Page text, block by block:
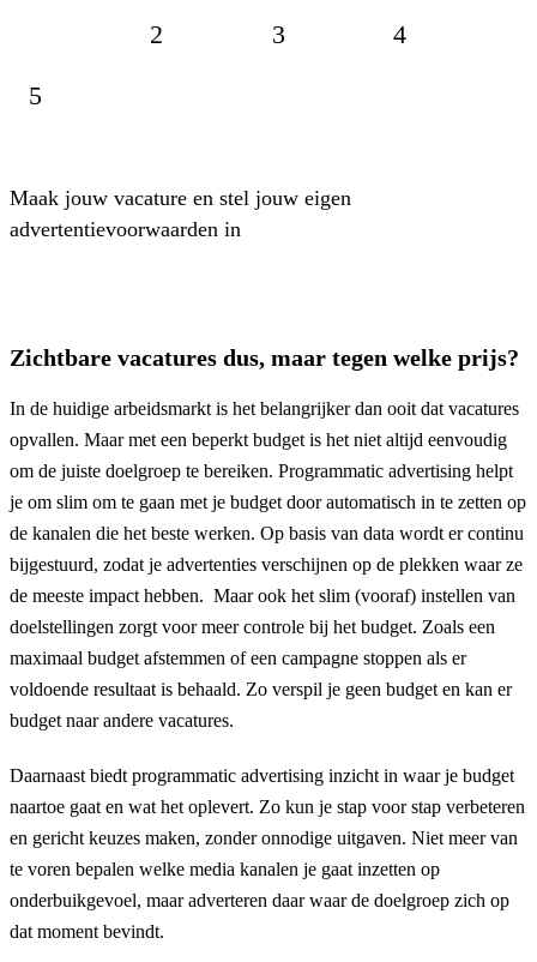
2 3 4
5
Maak jouw vacature en stel jouw eigen
advertentievoorwaarden in
Zichtbare vacatures dus, maar tegen welke prijs?
In de huidige arbeidsmarkt is het belangrijker dan ooit dat vacatures
opvallen. Maar met een beperkt budget is het niet altijd eenvoudig
om de juiste doelgroep te bereiken. Programmatic advertising helpt
je om slim om te gaan met je budget door automatisch in te zetten op
de kanalen die het beste werken. Op basis van data wordt er continu
bijgestuurd, zodat je advertenties verschijnen op de plekken waar ze
de meeste impact hebben. Maar ook het slim (vooraf) instellen van
doelstellingen zorgt voor meer controle bij het budget. Zoals een
maximaal budget afstemmen of een campagne stoppen als er
voldoende resultaat is behaald. Zo verspil je geen budget en kan er
budget naar andere vacatures.
Daarnaast biedt programmatic advertising inzicht in waar je budget
naartoe gaat en wat het oplevert. Zo kun je stap voor stap verbeteren
en gericht keuzes maken, zonder onnodige uitgaven. Niet meer van
te voren bepalen welke media kanalen je gaat inzetten op
onderbuikgevoel, maar adverteren daar waar de doelgroep zich op
dat moment bevindt.